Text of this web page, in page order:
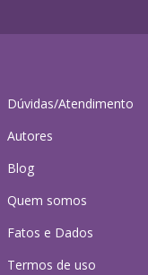
Dúvidas/Atendimento
Autores
Blog
Quem somos
Fatos e Dados
Termos de uso